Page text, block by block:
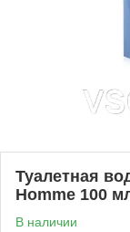
Туалетная
Homme 100
В наличии